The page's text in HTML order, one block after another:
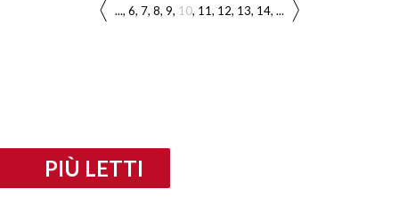
... 6 7 8 9 10 11 12 13 14 ...
PIÙ LETTI